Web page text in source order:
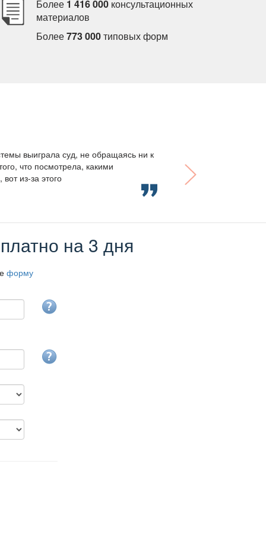
Более 1 416 000 консультационных
материало
Более773 000типовых форм
выиграла суд, не обращаясь ни к
что посмотрела, какими
из-за этого
на 3 дня
форму